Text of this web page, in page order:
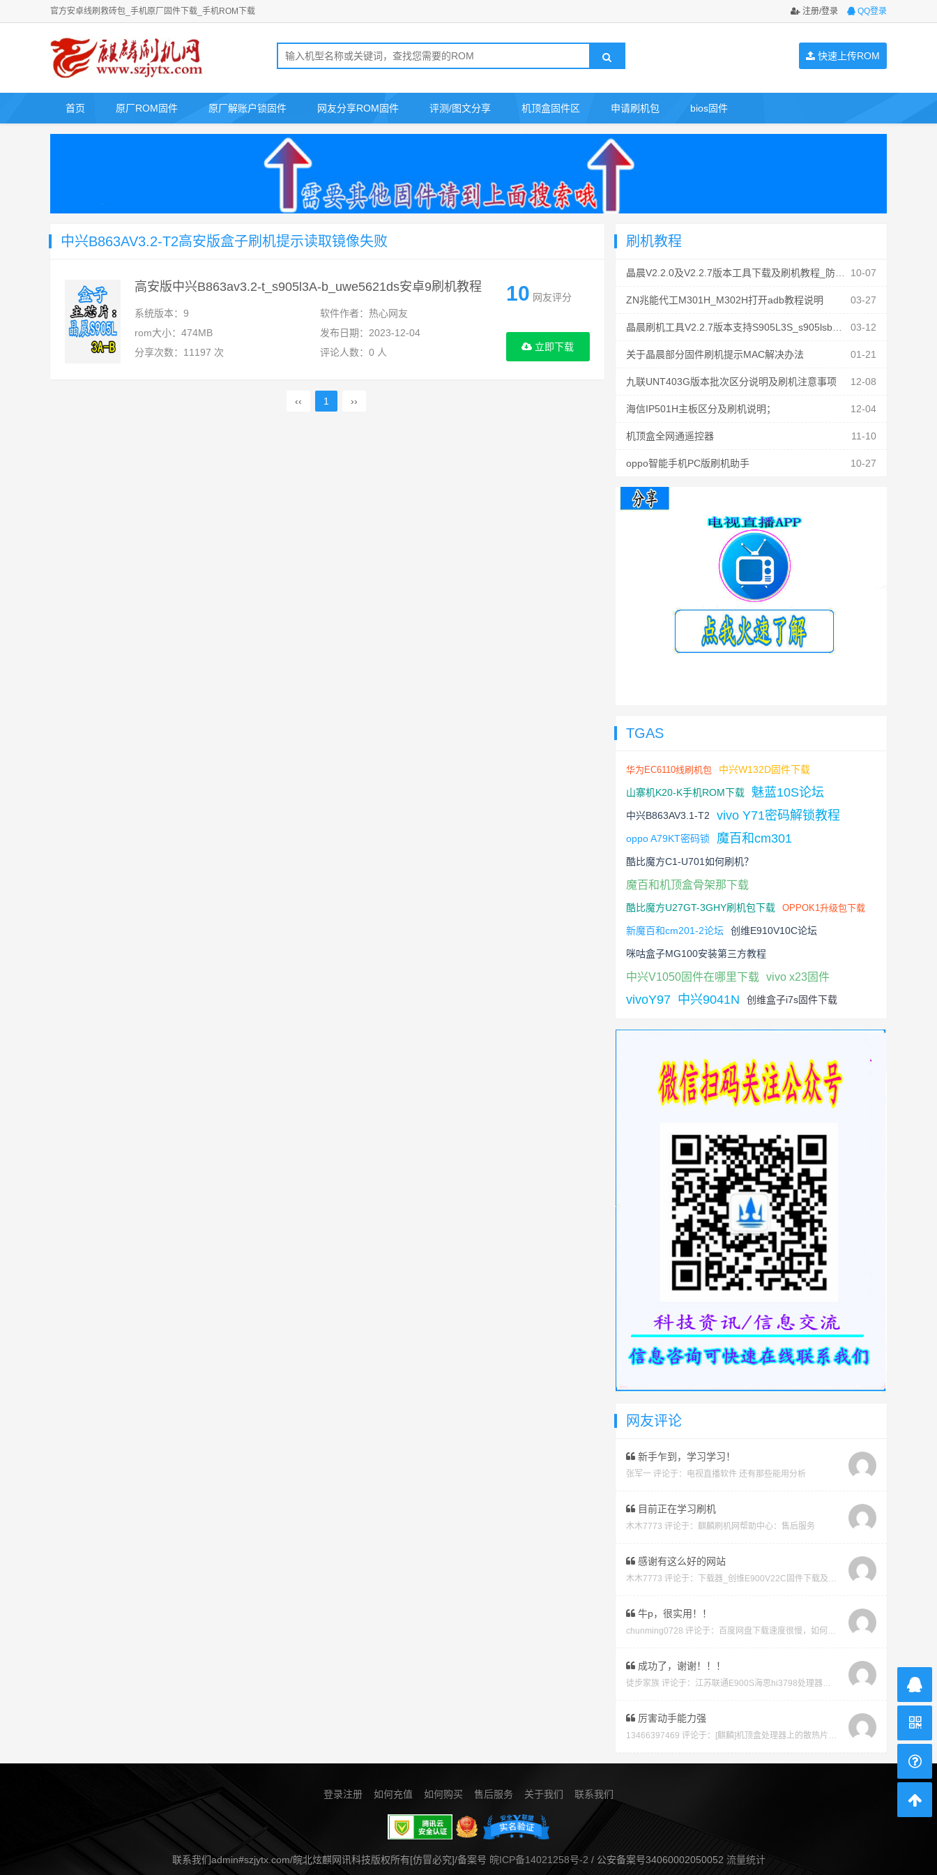
注册/登录 QQ登录
官方安卓线刷救砖包_手机原厂固件下载_手机ROM下载
快速上传ROM
首页 原厂ROM固件 原厂解账户锁固件 网友分享ROM固件 评测/图文分享 机顶盒固件区 申请刷机包 bios固件
中兴B863AV3.2-T2高安版盒子刷机提示读取镜像失败
高安版中兴B863av3.2-t_s905l3A-b_uwe5621ds安卓9刷机教程
系统版本：9
软件作者：热心网友
rom大小：474MB
发布日期：2023-12-04
分享次数：11197 次
评论人数：0 人
10 网友评分
立即下载
‹‹ 1 ››
刷机教程
10-07
晶晨V2.2.0及V2.2.7版本工具下载及刷机教程_防丢mac
03-27
ZN兆能代工M301H_M302H打开adb教程说明
03-12
晶晨刷机工具V2.2.7版本支持S905L3S_s905lsb固件刷机
01-21
关于晶晨部分固件刷机提示MAC解决办法
12-08
九联UNT403G版本批次区分说明及刷机注意事项
12-04
海信IP501H主板区分及刷机说明；
11-10
机顶盒全网通遥控器
10-27
oppo智能手机PC版刷机助手
TGAS
华为EC6110线刷机包 中兴W132D固件下载
山寨机K20-K手机ROM下载 魅蓝10S论坛
中兴B863AV3.1-T2 vivo Y71密码解锁教程
oppo A79KT密码锁 魔百和cm301
酷比魔方C1-U701如何刷机？
魔百和机顶盒骨架那下载
酷比魔方U27GT-3GHY刷机包下载 OPPOK1升级包下载
新魔百和cm201-2论坛 创维E910V10C论坛
咪咕盒子MG100安装第三方教程
中兴V1050固件在哪里下载 vivo x23固件
vivoY97 中兴9041N 创维盒子i7s固件下载
网友评论
新手乍到，学习学习！
张军一 评论于： 电视直播软件 还有那些能用分析
目前正在学习刷机
木木7773 评论于： 麒麟刷机网帮助中心：售后服务
感谢有这么好的网站
木木7773 评论于： 下载器_创维E900V22C固件下载及版本说明指引_看好在下载避免刷成砖
牛p，很实用！！
chunming0728 评论于： 百度网盘下载速度很慢，如何才能不开vip会员就能享受高速下载的教程
成功了，谢谢！！！
徒步家族 评论于： 江苏联通E900S海思hi3798处理器强刷安卓系统教程
厉害动手能力强
13466397469 评论于： [麒麟]机顶盒处理器上的散热片取下教程及复原教程
登录注册 如何充值 如何购买 售后服务 关于我们 联系我们
联系我们admin#szjytx.com/皖北炫麒网讯科技版权所有[仿冒必究]/备案号 皖ICP备14021258号-2 / 公安备案号34060002050052 流量统计